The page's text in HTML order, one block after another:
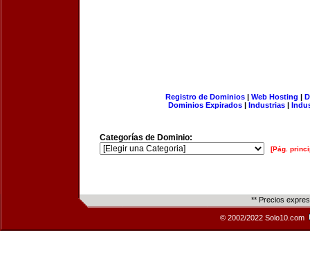
Registro de Dominios| Web Hosting |
Dominios Expirados | Industrias |
Categorías de Dominio:
[Pág.
** Precios
© 2002/2022 Solo10.com